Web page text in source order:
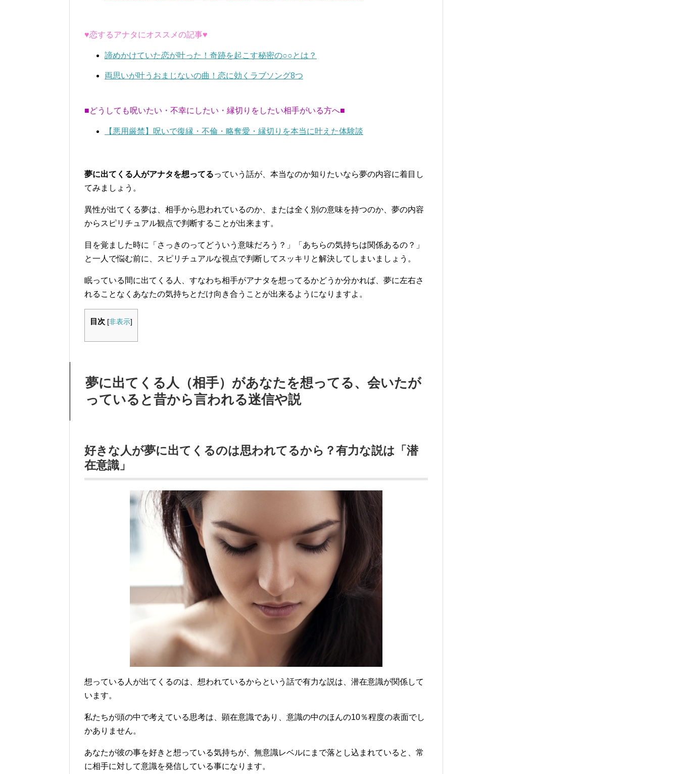
♥恋するアナタにオススメの記事♥
諦めかけていた恋が叶った！奇跡を起こす秘密の○○とは？
両思いが叶うおまじないの曲！恋に効くラブソング8つ
■どうしても呪いたい・不幸にしたい・縁切りをしたい相手がいる方へ■
【悪用厳禁】呪いで復縁・不倫・略奪愛・縁切りを本当に叶えた体験談
夢に出てくる人がアナタを想ってるっていう話が、本当なのか知りたいなら夢の内容に着目し
てみましょう。
異性が出てくる夢は、相手から思われているのか、または全く別の意味を持つのか、夢の内容
からスピリチュアル観点で判断することが出来ます。
目を覚ました時に「さっきのってどういう意味だろう？」「あちらの気持ちは関係あるの？」
と一人で悩む前に、スピリチュアルな視点で判断してスッキリと解決してしまいましょう。
眠っている間に出てくる人、すなわち相手がアナタを想ってるかどうか分かれば、夢に左右さ
れることなくあなたの気持ちとだけ向き合うことが出来るようになりますよ。
目次 [非表示]
夢に出てくる人（相手）があなたを想ってる、会いたが
っていると昔から言われる迷信や説
好きな人が夢に出てくるのは思われてるから？有力な説は「潜
在意識」
想っている人が出てくるのは、想われているからという話で有力な説は、潜在意識が関係して
います。
私たちが頭の中で考えている思考は、顕在意識であり、意識の中のほんの10％程度の表面でし
かありません。
あなたが彼の事を好きと想っている気持ちが、無意識レベルにまで落とし込まれていると、常
に相手に対して意識を発信している事になります。